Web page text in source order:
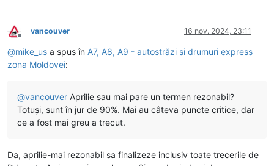
Deconectat
vancouver 16 nov. 2024, 23:11
@mike_us a spus în A7, A8, A9 - autostrăzi si drumuri express
zona Moldovei:
@vancouver Aprilie sau mai pare un termen rezonabil?
Totuși, sunt în jur de 90%. Mai au câteva puncte critice, dar
ce a fost mai greu a trecut.
Da, aprilie-mai rezonabil sa finalizeze inclusiv toate trecerile de